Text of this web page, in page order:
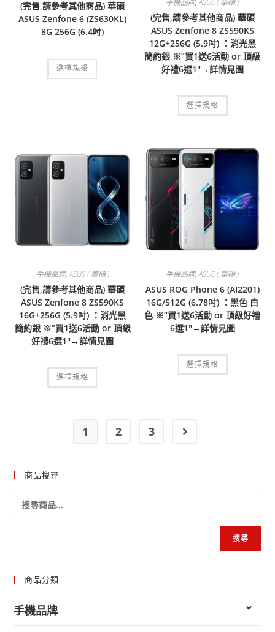
(完售,請參考其他商品) 華碩
ASUS Zenfone 6 (ZS630KL)
8G 256G (6.4吋)
選擇規格
手機品牌,ASUS ( 華碩 )
(完售,請參考其他商品) 華碩
ASUS Zenfone 8 ZS590KS
12G+256G (5.9吋) ：消光黑
簡約銀 ※”買1送6活動 or 頂級
好禮6選1″→詳情見圖
選擇規格
手機品牌,ASUS ( 華碩 )
(完售,請參考其他商品) 華碩
ASUS Zenfone 8 ZS590KS
16G+256G (5.9吋) ：消光黑
簡約銀 ※”買1送6活動 or 頂級
好禮6選1″→詳情見圖
選擇規格
手機品牌,ASUS ( 華碩 )
ASUS ROG Phone 6 (AI2201)
16G/512G (6.78吋) ：黑色 白
色 ※”買1送6活動 or 頂級好禮
6選1″→詳情見圖
選擇規格
1 2 3
商品搜尋
搜尋
商品分類
手機品牌